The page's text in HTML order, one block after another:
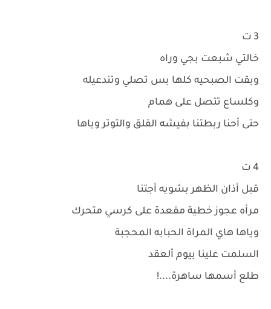
3 ت
خالتي شبعت بجي وراه
وبقت الصبحيه كلها بس تصلي وتندعيله
وكلساع تتصل على همام
حتى أحنا ربطتنا بفيشه القلق والتوتر وياها
4 ت
قبل أذان الظهر بشويه أجتنا
مرأه عجوز خطية مقعدة على كرسي متحرك
وياها هاي المراة الحبابه المحجبة
السلمت علينا بيوم ألعقد
طلع أسمها ساهرة....!